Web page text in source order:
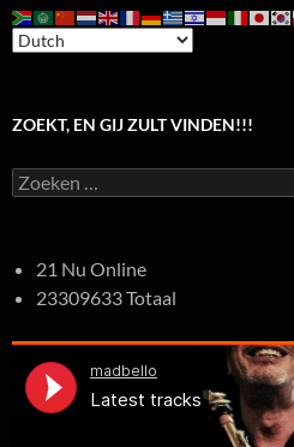
ZOEKT, EN GIJ ZULT VINDEN!!!
Zoeken
naar:
21 Nu Online
23309633 Totaal